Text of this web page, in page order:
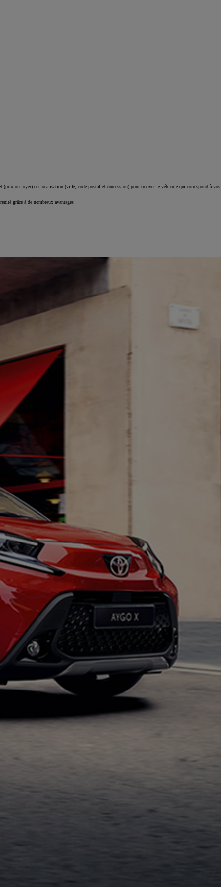
(prix ou loyer) ou localisation (ville, code postal et concession) pour trouver le véhicule qui correspond à vos
grâce à de nombreux avantages.